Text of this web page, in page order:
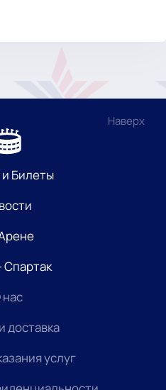
Наверх
Билеты
доставка
услуг